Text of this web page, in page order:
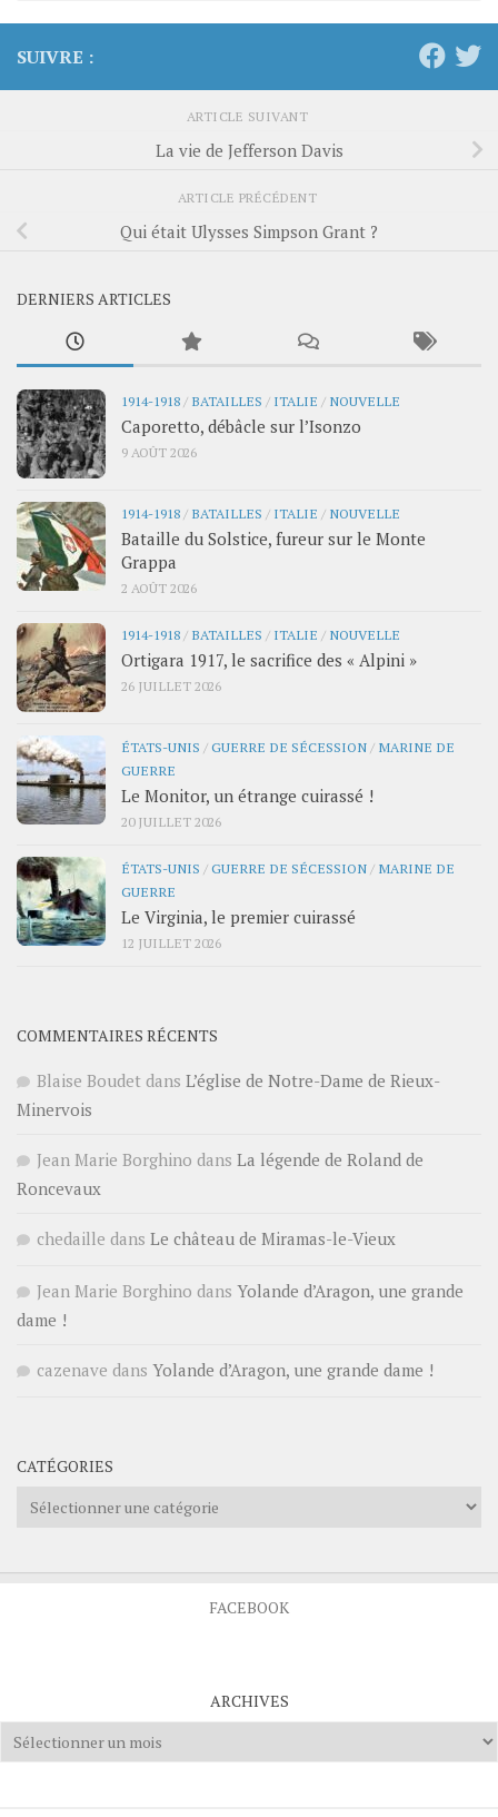
SUIVRE :
ARTICLE SUIVANT
La vie de Jefferson Davis
ARTICLE PRÉCÉDENT
Qui était Ulysses Simpson Grant ?
DERNIERS ARTICLES
1914-1918/ BATAILLES / ITALIE / NOUVELLE
Caporetto, débâcle sur l’Isonzo
9 AOÛT 2026
1914-1918/ BATAILLES / ITALIE / NOUVELLE
Bataille du Solstice, fureur sur le Monte
Grappa
2 AOÛT 2026
1914-1918/ BATAILLES / ITALIE / NOUVELLE
Ortigara 1917, le sacrifice des « Alpini »
26 JUILLET 2026
ÉTATS-UNIS /GUERRE DE SÉCESSION/ MARINE DE
GUERRE
Le Monitor, un étrange cuirassé !
20 JUILLET 2026
ÉTATS-UNIS /GUERRE DE SÉCESSION/ MARINE DE
GUERRE
Le Virginia, le premier cuirassé
12 JUILLET 2026
COMMENTAIRES RÉCENTS
Blaise Boudet dans L’église de Notre-Dame de Rieux-
Minervois
Jean Marie Borghino dans La légende de Roland de
Roncevaux
chedaille dans Le château de Miramas-le-Vieux
Jean Marie Borghino dans Yolande d’Aragon, une grande
dame !
cazenave dans Yolande d’Aragon, une grande dame !
CATÉGORIES
Catégories
FACEBOOK
ARCHIVES
Archives